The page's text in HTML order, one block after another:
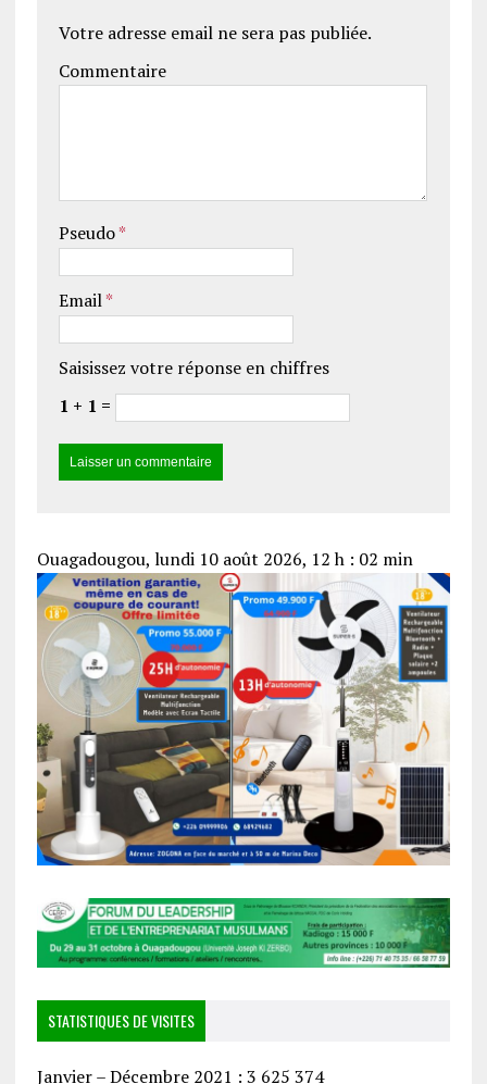
Votre adresse email ne sera pas publiée.
Commentaire
Pseudo*
Email*
Saisissez votre réponse en chiffres
1 + 1 =
Ouagadougou, lundi 10 août 2026, 12 h : 02 min
STATISTIQUES DE VISITES
Janvier – Décembre 2021 : 3 625 374